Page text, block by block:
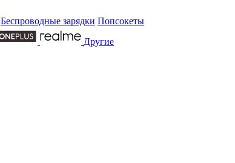
Беспроводные зарядки Попсокеты
Другие